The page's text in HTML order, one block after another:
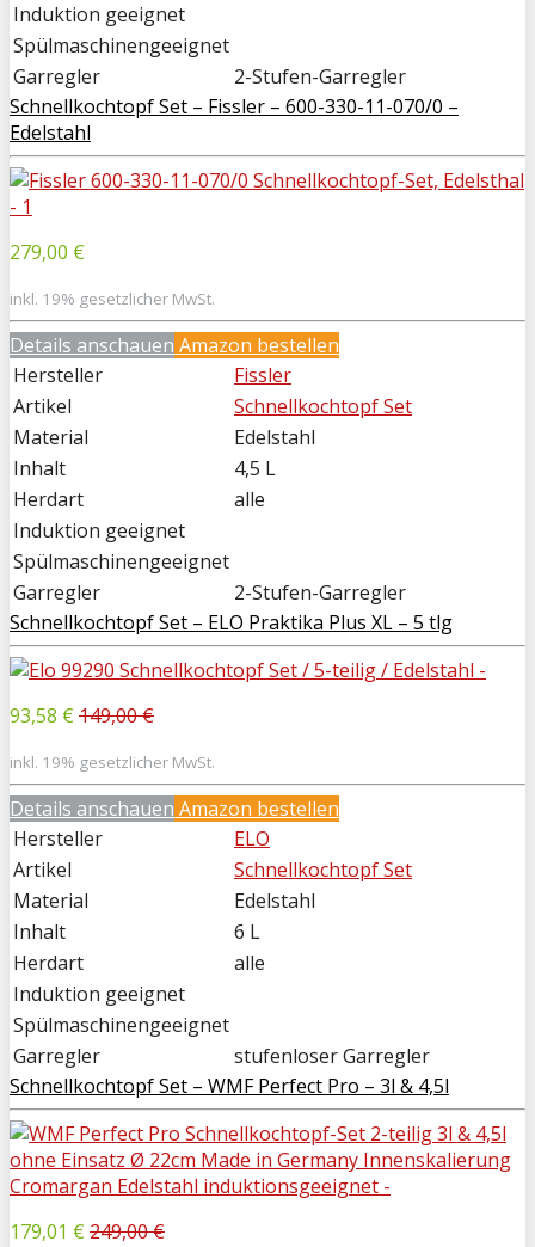
Induktion geeignet
Spülmaschinengeeignet
Garregler
2-Stufen-Garregler
Schnellkochtopf Set – Fissler – 600-330-11-070/0 –
Edelstahl
279,00 €
inkl. 19% gesetzlicher MwSt.
Details anschauen Amazon bestellen
Hersteller
Fissler
Artikel
Schnellkochtopf Set
Material
Edelstahl
Inhalt
4,5 L
Herdart
alle
Induktion geeignet
Spülmaschinengeeignet
Garregler
2-Stufen-Garregler
Schnellkochtopf Set – ELO Praktika Plus XL – 5 tlg
93,58 € 149,00 €
inkl. 19% gesetzlicher MwSt.
Details anschauen Amazon bestellen
Hersteller
ELO
Artikel
Schnellkochtopf Set
Material
Edelstahl
Inhalt
6 L
Herdart
alle
Induktion geeignet
Spülmaschinengeeignet
Garregler
stufenloser Garregler
Schnellkochtopf Set – WMF Perfect Pro – 3l & 4,5l
179,01 € 249,00 €